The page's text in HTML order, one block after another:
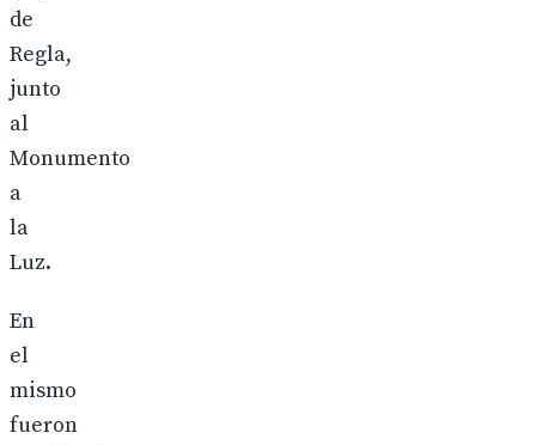
de
Regla,
junto
al
Monumento
a
la
Luz.
En
el
mismo
fueron